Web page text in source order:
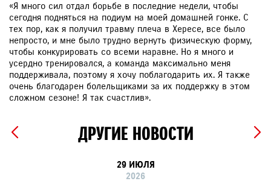
«Я много сил отдал борьбе в последние недели, чтобы
сегодня подняться на подиум на моей домашней гонке. С
тех пор, как я получил травму плеча в Хересе, все было
непросто, и мне было трудно вернуть физическую форму,
чтобы конкурировать со всеми наравне. Но я много и
усердно тренировался, а команда максимально меня
поддерживала, поэтому я хочу поблагодарить их. Я также
очень благодарен болельщиками за их поддержку в этом
сложном сезоне! Я так счастлив».
ДРУГИЕ НОВОСТИ
29 ИЮЛЯ
2026